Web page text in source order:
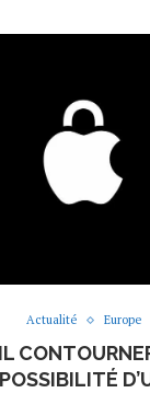
Actualité Europe